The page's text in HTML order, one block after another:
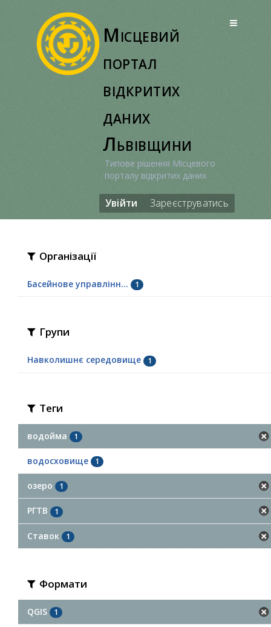
Місцевий
портал
відкритих
даних
Львівщини
Типове рішення Місцевого
порталу відкритих даних
Увійти Зареєструватись
Організації
Басейнове управлінн... 1
Групи
Навколишнє середовище 1
Теги
водойма 1
водосховище 1
озеро 1
РГТВ 1
Ставок 1
Формати
QGIS 1